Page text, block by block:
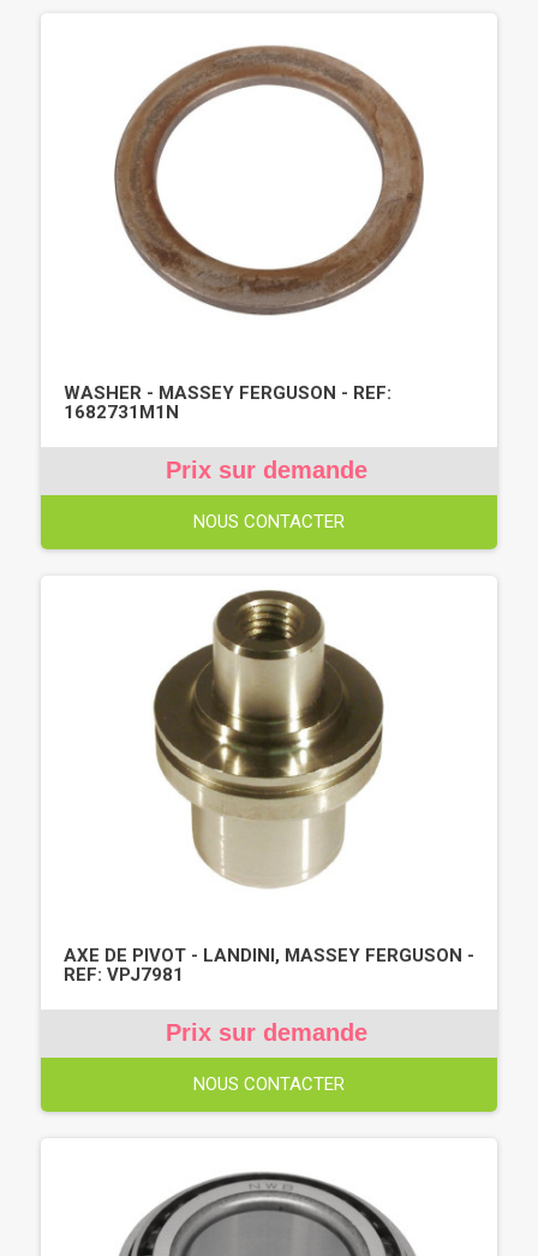
WASHER - MASSEY FERGUSON - REF:
1682731M1N
Prix sur demande
NOUS CONTACTER
AXE DE PIVOT - LANDINI, MASSEY FERGUSON -
REF: VPJ7981
Prix sur demande
NOUS CONTACTER